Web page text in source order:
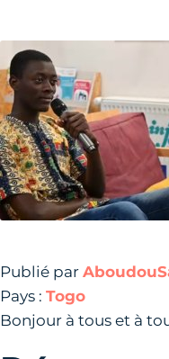
Publié par
Pays : Togo
Bonjour à tous et à